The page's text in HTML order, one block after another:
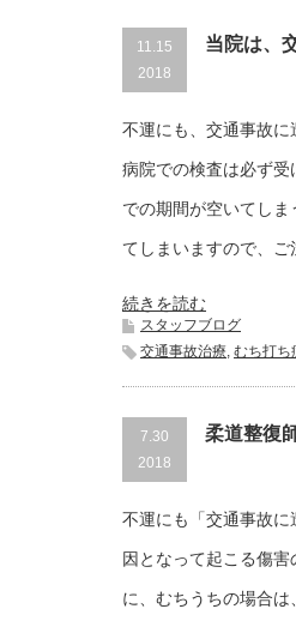
11.15
2018
当院は、
不運にも、交通事故
病院での検査は必ず受
での期間が空いてし
てしまいますので、ご
続きを読む
スタッフブログ
交通事故治療, むち打ち
7.30
2018
柔道整復
不運にも「交通事故
因となって起こる傷
に、むちうちの場合